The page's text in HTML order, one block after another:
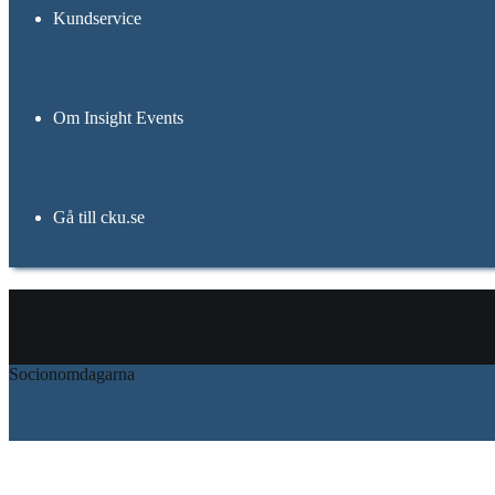
Kundservice
Om Insight Events
Gå till cku.se
Socionomdagarna